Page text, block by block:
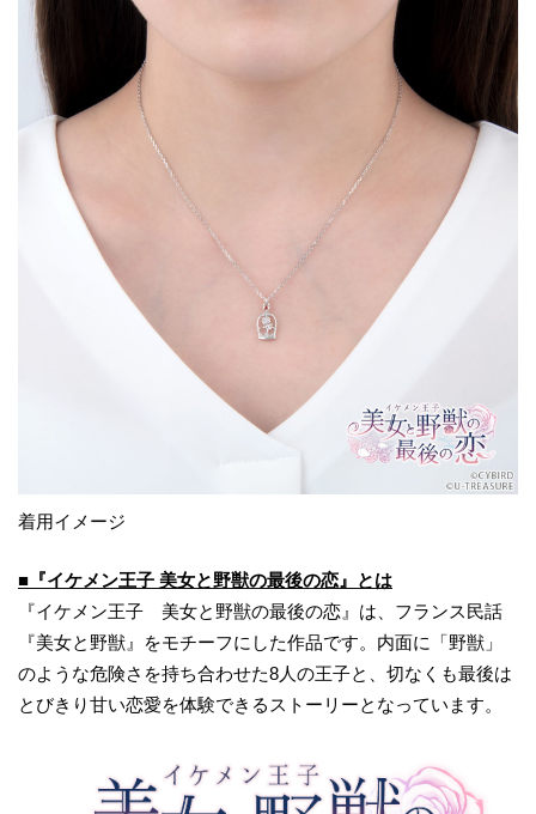
着用イメージ
■『イケメン王子 美女と野獣の最後の恋』とは
『イケメン王子 美女と野獣の最後の恋』は、フランス民話
『美女と野獣』をモチーフにした作品です。内面に「野獣」
のような危険さを持ち合わせた8人の王子と、切なくも最後は
とびきり甘い恋愛を体験できるストーリーとなっています。